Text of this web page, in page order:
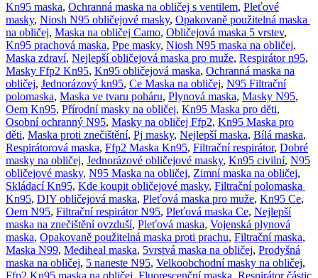
Kn95 maska, Ochranná maska ​​na obličej s ventilem, Pleťové
masky, Niosh N95 obličejové masky, Opakovaně použitelná maska ​​
na obličej, Maska na obličej Camo, Obličejová maska ​​5 vrstev,
Kn95 prachová maska, Ppe masky, Niosh N95 maska ​​na obličej,
Maska zdraví, Nejlepší obličejová maska ​​pro muže, Respirátor n95,
Masky Ffp2 Kn95, Kn95 obličejová maska, Ochranná maska ​​na
obličej, Jednorázový kn95, Ce Maska na obličej, N95 Filtrační
polomaska, Maska ve tvaru poháru, Plynová maska, Masky N95,
Oem Kn95, Přírodní masky na obličej, Kn95 Maska pro děti,
Osobní ochranný N95, Masky na obličej Ffp2, Kn95 Maska pro
děti, Maska proti znečištění, Pj masky, Nejlepší maska, Bílá maska,
Respirátorová maska, Ffp2 Maska Kn95, Filtrační respirátor, Dobré
masky na obličej, Jednorázové obličejové masky, Kn95 civilní, N95
obličejové masky, N95 Maska na obličej, Zimní maska ​​na obličej,
Skládací Kn95, Kde koupit obličejové masky, Filtrační polomaska ​​
Kn95, DIY obličejová maska, Pleťová maska ​​pro muže, Kn95 Ce,
Oem N95, Filtrační respirátor N95, Pleťová maska ​​Ce, Nejlepší
maska ​​na znečištění ovzduší, Pleťová maska, Vojenská plynová
maska, Opakovaně použitelná maska ​​proti prachu, Filtrační maska,
Maska N99, Mediheal maska, 5vrstvá maska ​​na obličej, Prodyšná
maska ​​na obličej, 5 naneste N95, Velkoobchodní masky na obličej,